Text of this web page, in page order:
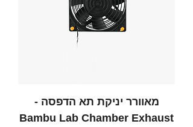
מאוורר יניקת תא הדפסה -
Bambu Lab Chamber Exhaust